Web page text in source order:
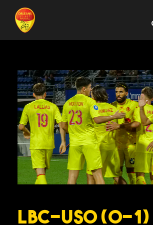
LBC-USO (0-